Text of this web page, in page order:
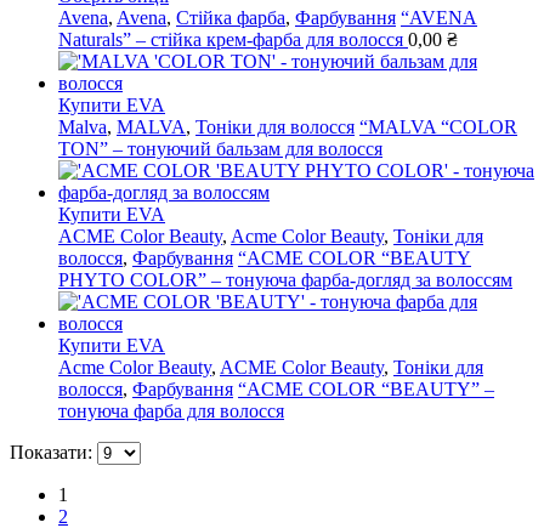
Avena, Avena, Стійка фарба, Фарбування “AVENA
Naturals” – стійка крем-фарба для волосся 0,00 ₴
Купити EVA
Malva, MALVA, Тоніки для волосся “MALVA “COLOR
TON” – тонуючий бальзам для волосся
Купити EVA
ACME Color Beauty, Acme Color Beauty, Тоніки для
волосся, Фарбування “ACME COLOR “BEAUTY
PHYTO COLOR” – тонуюча фарба-догляд за волоссям
Купити EVA
Acme Color Beauty, ACME Color Beauty, Тоніки для
волосся, Фарбування “ACME COLOR “BEAUTY” –
тонуюча фарба для волосся
Показати:
1
2